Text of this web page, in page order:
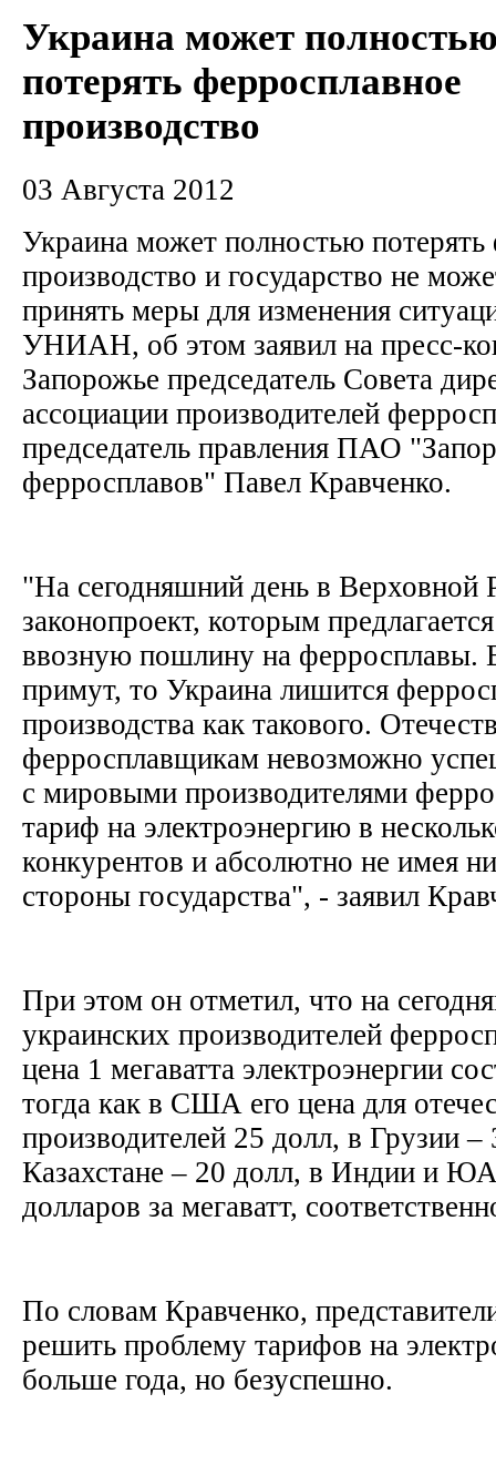
Украина может
потерять ферросплавное
производство
03 Августа 2012
Украина может полностью потерять
производство и государство не
принять меры для изменения
УНИАН, об этом заявил на пресс-
Запорожье председатель Совета
ассоциации производителей
председатель правления ПАО
ферросплавов" Павел Кравченко.
"На сегодняшний день в Верховной
законопроект, которым
ввозную пошлину на ферросплавы.
примут, то Украина лишится
производства как такового.
ферросплавщикам невозможно
с мировыми производителями
тариф на электроэнергию в
конкурентов и абсолютно не имея
стороны государства", - заявил
При этом он отметил, что на
украинских производителей
цена 1 мегаватта электроэнергии
тогда как в США его цена для
производителей 25 долл, в Грузии –
Казахстане – 20 долл, в Индии и
долларов за мегаватт,
По словам Кравченко,
решить проблему тарифов на
больше года, но безуспешно.